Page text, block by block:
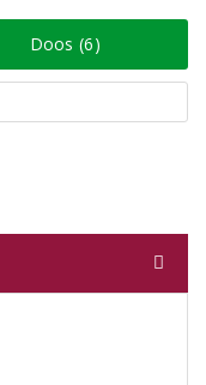
Doos (6)